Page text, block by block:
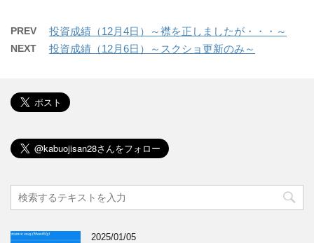
PREV 投資成績（12月4日）～襟を正しましたが・・・～
NEXT 投資成績（12月6日）～スクショ更新のみ～
2025/01/05